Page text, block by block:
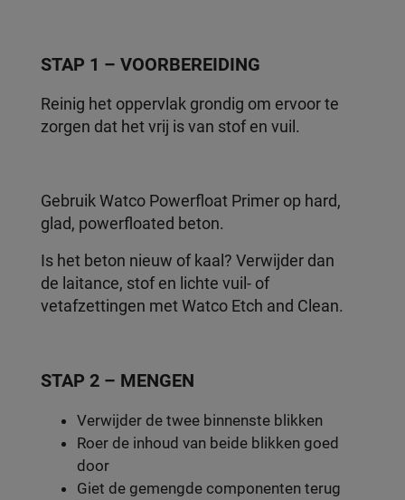
STAP 1 – VOORBEREIDING
Reinig het oppervlak grondig om ervoor te
zorgen dat het vrij is van stof en vuil.
Gebruik Watco Powerfloat Primer op hard,
glad, powerfloated beton.
Is het beton nieuw of kaal? Verwijder dan
de laitance, stof en lichte vuil- of
vetafzettingen met Watco Etch and Clean.
STAP 2 – MENGEN
Verwijder de twee binnenste blikken
Roer de inhoud van beide blikken goed
door
Giet de gemengde componenten terug